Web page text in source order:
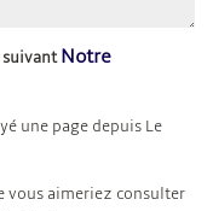
suivant Notre
une page depuis Le
vous aimeriez consulter